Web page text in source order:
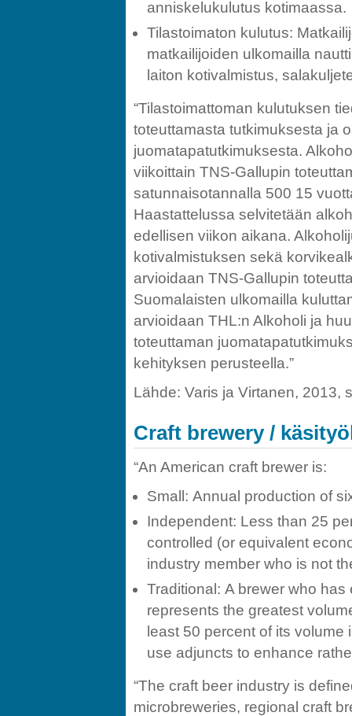
anniskelukulutus kotimaassa.
Tilastoimaton kulutus:
matkailijoiden ulkomailla
laiton kotivalmistus,
“Tilastoimattoman kulutuksen
toteuttamasta tutkimuksesta ja
juomatapatutkimuksesta.
viikoittain TNS-Gallupin
satunnaisotannalla 500 15
Haastattelussa selvitetään
edellisen viikon aikana.
kotivalmistuksen sekä
arvioidaan TNS-Gallupin
Suomalaisten ulkomailla
arvioidaan THL:n Alkoholi ja
toteuttaman
kehityksen perusteella.”
Lähde: Varis ja Virtanen, 2013,
Craft brewery /
“An American craft brewer is:
Small: Annual production of
Independent: Less than 25
controlled (or equivalent
industry member who is not
Traditional: A brewer who
represents the greatest
least 50 percent of its
use adjuncts to enhance
“The craft beer industry is
microbreweries, regional craft